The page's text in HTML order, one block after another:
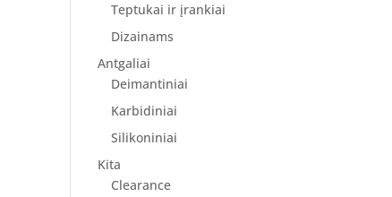
Teptukai ir įrankiai
Dizainams
Antgaliai
Deimantiniai
Karbidiniai
Silikoniniai
Kita
Clearance